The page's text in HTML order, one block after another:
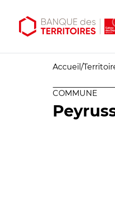
Accueil /
COMMUNE